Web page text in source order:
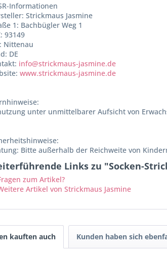
Informationen
Strickmaus Jasmine
1: Bachbügler Weg 1
93149
Nittenau
DE
info@strickmaus-jasmine.de
www.strickmaus-jasmine.de
unter unmittelbarer Aufsicht von
Bitte außerhalb der Reichweite von
Links zu "Socken-
zum Artikel?
Artikel von Strickmaus Jasmine
kauften auch Kunden haben sich